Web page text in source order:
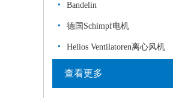
Bandelin
德国Schimpf电机
Helios Ventilatoren离心风机
查看更多